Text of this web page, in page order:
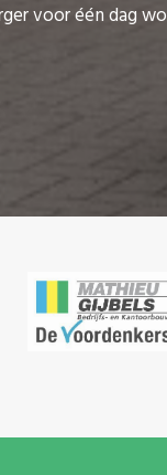
voor één dag